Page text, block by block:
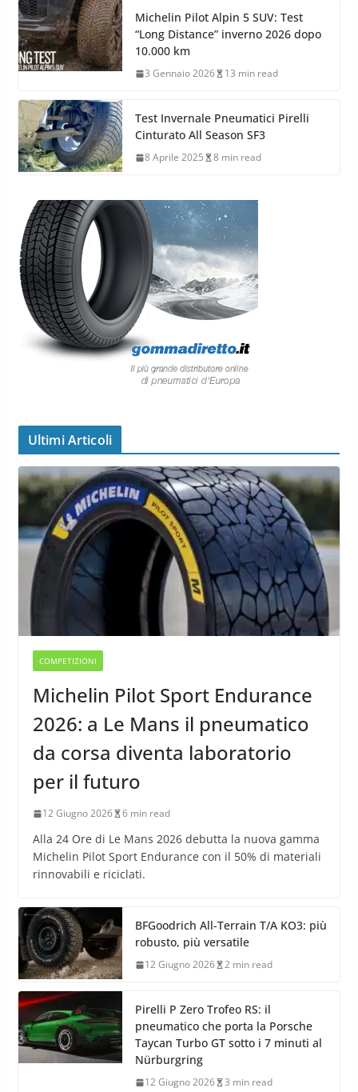
Michelin Pilot Alpin 5 SUV: Test
“Long Distance” inverno 2026 dopo
10.000 km
3 Gennaio 2026 13 min read
Test Invernale Pneumatici Pirelli
Cinturato All Season SF3
8 Aprile 2025 8 min read
Ultimi Articoli
COMPETIZIONI
Michelin Pilot Sport Endurance
2026: a Le Mans il pneumatico
da corsa diventa laboratorio
per il futuro
12 Giugno 2026 6 min read
Alla 24 Ore di Le Mans 2026 debutta la nuova gamma
Michelin Pilot Sport Endurance con il 50% di materiali
rinnovabili e riciclati.
BFGoodrich All-Terrain T/A KO3: più
robusto, più versatile
12 Giugno 2026 2 min read
Pirelli P Zero Trofeo RS: il
pneumatico che porta la Porsche
Taycan Turbo GT sotto i 7 minuti al
Nürburgring
12 Giugno 2026 3 min read